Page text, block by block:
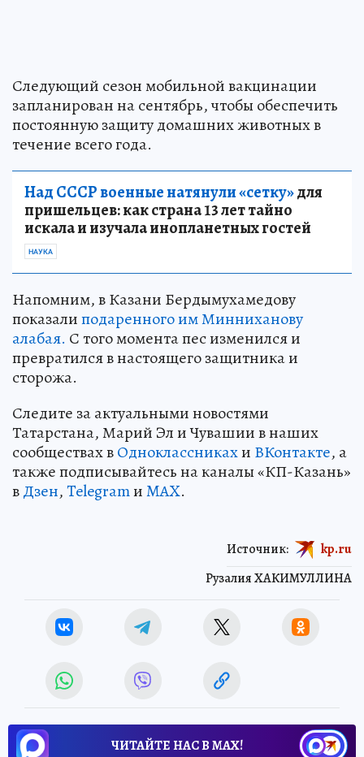
Следующий сезон мобильной вакцинации
запланирован на сентябрь, чтобы обеспечить
постоянную защиту домашних животных в
течение всего года.
Над СССР военные натянули «сетку»для
пришельцев: как страна 13 лет тайно
искала и изучала инопланетных гостей
НАУКА
Напомним, в Казани Бердымухамедову
показалиподаренного им Минниханову
алабая. С того момента пес изменился и
превратился в настоящего защитника и
сторожа.
Следите за актуальными новостями
Татарстана, Марий Эл и Чувашии в наших
сообществах вОдноклассникахи ВКонтакте, а
также подписывайтесь на каналы «КП-Казань»
вДзен,TelegramиMAX.
Рузалия ХАКИМУЛЛИНА
Источник: kp.ru
ЧИТАЙТЕ НАС В МАХ!